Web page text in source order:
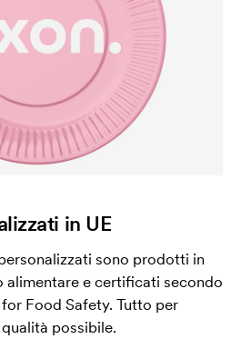
in UE
sono prodotti in
alimentare e certificati secondo
Food Safety. Tutto per
possibile.